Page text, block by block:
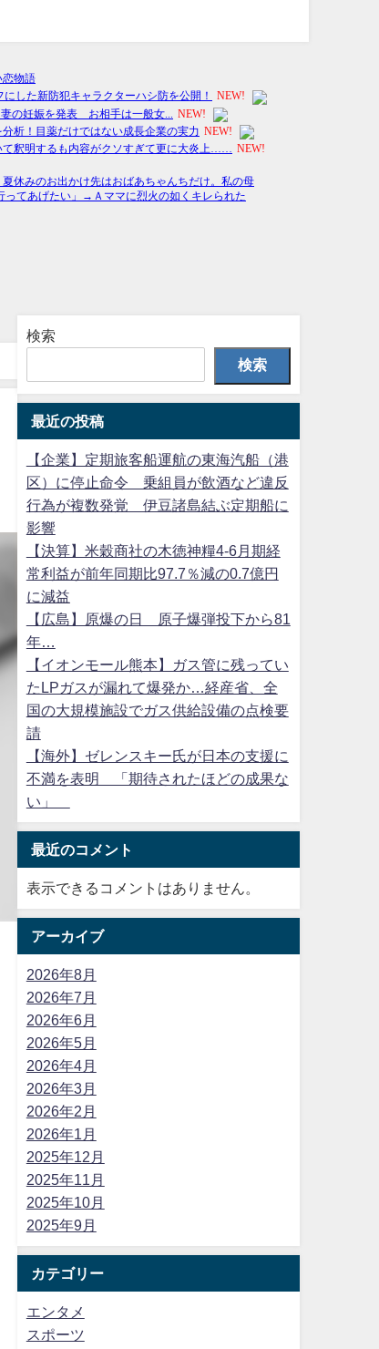
検索
検索
最近の投稿
【企業】定期旅客船運航の東海汽船（港
区）に停止命令 乗組員が飲酒など違反
行為が複数発覚 伊豆諸島結ぶ定期船に
影響
【決算】米穀商社の木徳神糧4-6月期経
常利益が前年同期比97.7％減の0.7億円
に減益
【広島】原爆の日 原子爆弾投下から81
年…
【イオンモール熊本】ガス管に残ってい
たLPガスが漏れて爆発か…経産省、全
国の大規模施設でガス供給設備の点検要
請
【海外】ゼレンスキー氏が日本の支援に
不満を表明 「期待されたほどの成果な
い」
最近のコメント
表示できるコメントはありません。
アーカイブ
2026年8月
2026年7月
2026年6月
2026年5月
2026年4月
2026年3月
2026年2月
2026年1月
2025年12月
2025年11月
2025年10月
2025年9月
カテゴリー
エンタメ
スポーツ